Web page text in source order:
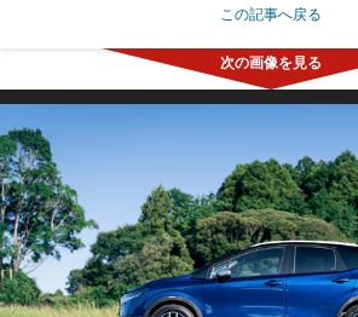
この記事へ戻る